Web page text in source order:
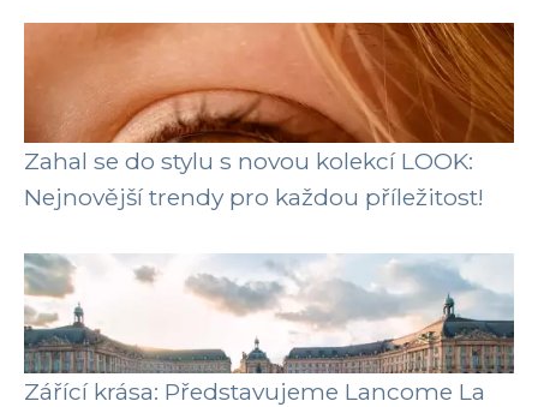
Zahal se do stylu s novou kolekcí LOOK:
Nejnovější trendy pro každou příležitost!
Zářící krása: Představujeme Lancome La